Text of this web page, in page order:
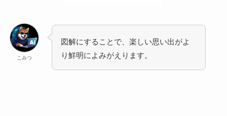
こみつ
図解にすることで、楽しい思い出がよ
り鮮明によみがえります。